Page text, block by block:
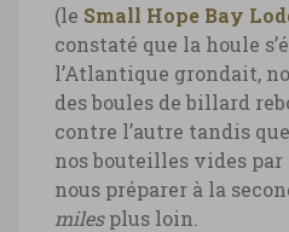
(le Small Hope Bay
constaté que la houle
l’Atlantique grondait,
des boules de billard
contre l’autre tandis
nos bouteilles vides par
nous préparer à la
milesplus loin.